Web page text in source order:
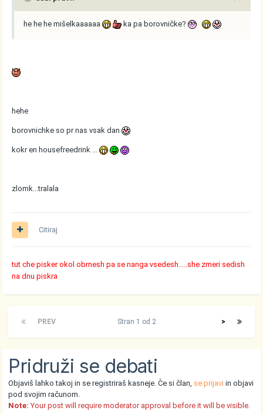
he he he mišelkaaaaaa ka pa borovničke?
hehe
borovnichke so pr nas vsak dan
kokr en housefreedrink ...
zlomk...tralala
Citiraj
tut che pisker okol obrnesh pa se nanga vsedesh.....she zmeri sedish
na dnu piskra
PREV >
Stran 1 od 2
Pridruži se debati
Objaviš lahko takoj in se registriraš kasneje. Če si član, se prijavi in objavi
pod svojim računom.
Note: Your post will require moderator approval before it will be visible.